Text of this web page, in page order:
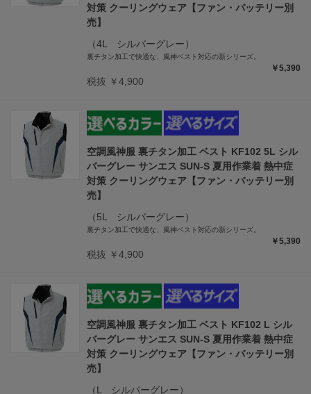
対策 クーリングウェア【ファン・バッテリー別
売】
（4L シルバーグレー）
裏チタン加工で快適な、風神ベスト対応の新シリーズ。
￥5,390
税抜 ￥4,900
空調風神服 裏チタン加工 ベスト KF102 5L シル
バーグレー サンエス SUN-S 夏用作業着 熱中症
対策 クーリングウェア【ファン・バッテリー別
売】
（5L シルバーグレー）
裏チタン加工で快適な、風神ベスト対応の新シリーズ。
￥5,390
税抜 ￥4,900
空調風神服 裏チタン加工 ベスト KF102 L シル
バーグレー サンエス SUN-S 夏用作業着 熱中症
対策 クーリングウェア【ファン・バッテリー別
売】
（L シルバーグレー）